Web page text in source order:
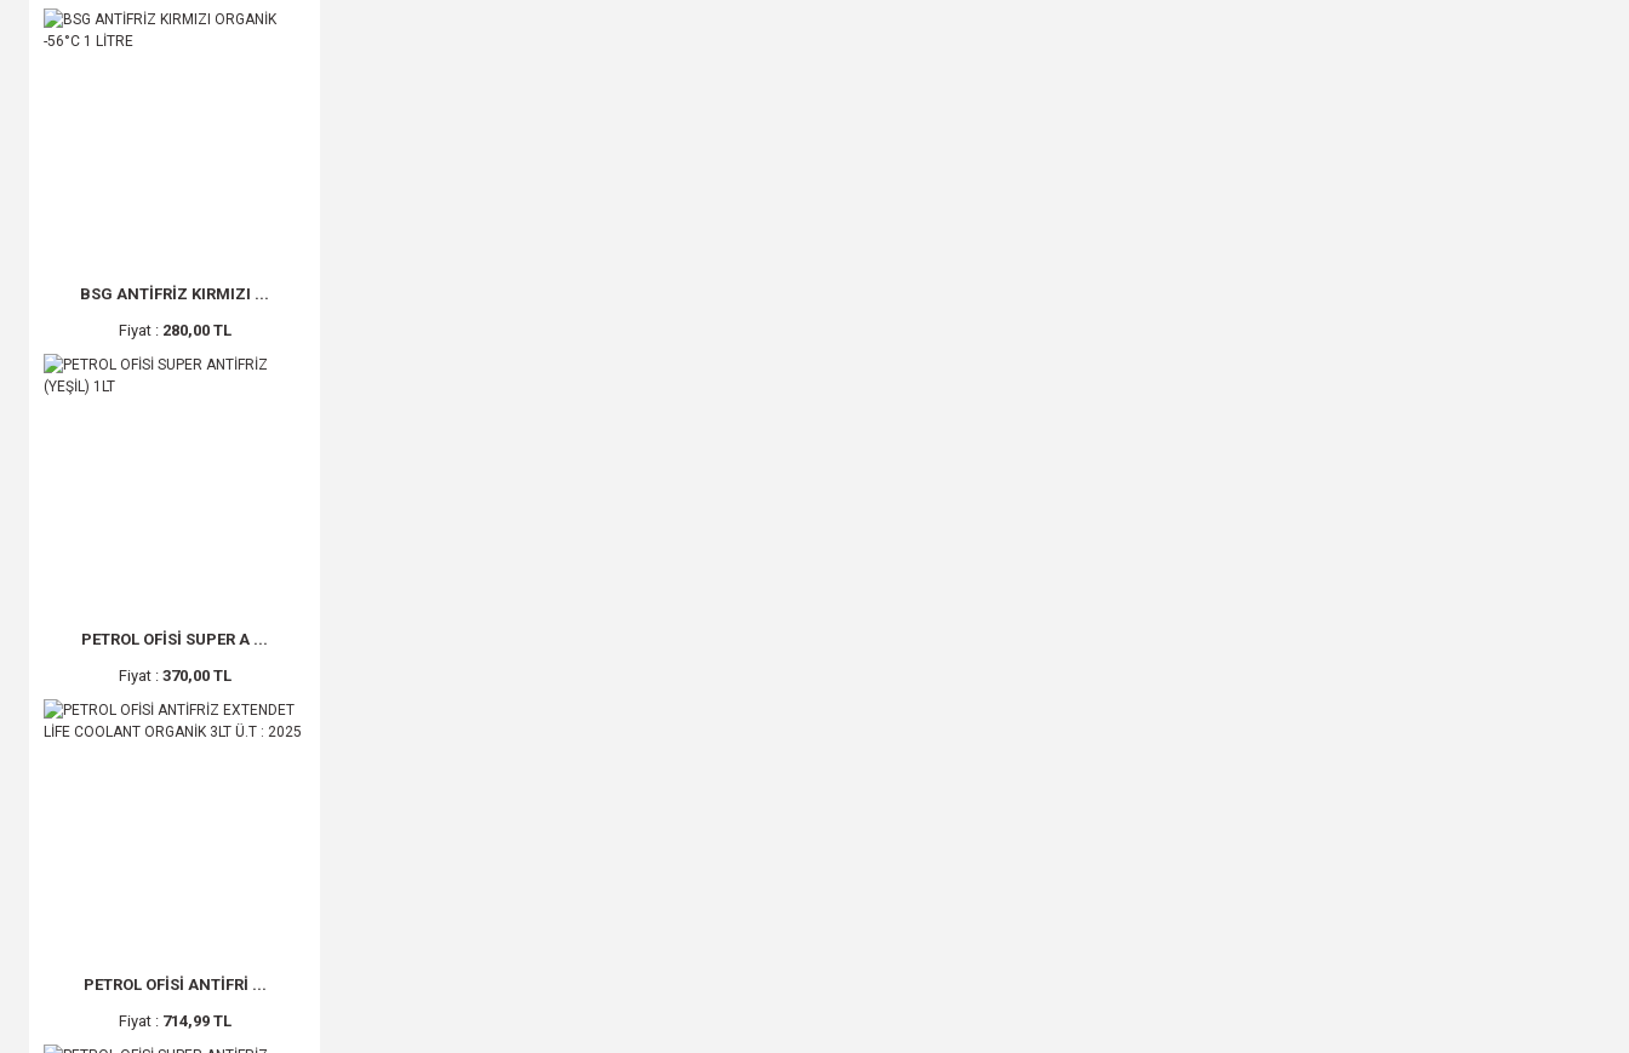
BSG ANTİFRİZ KIRMIZI ...
Fiyat : 280,00 TL
PETROL OFİSİ SUPER A ...
Fiyat : 370,00 TL
PETROL OFİSİ ANTİFRİ ...
Fiyat : 714,99 TL